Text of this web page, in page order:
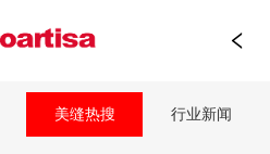
美缝热搜 行业新闻